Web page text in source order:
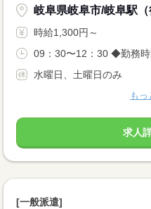
岐阜県岐阜市/岐阜駅（
時給1,300円～
09：30〜12：30 ◆勤務時
水曜日、土曜日のみ
もっ
求人
[一般派遣]